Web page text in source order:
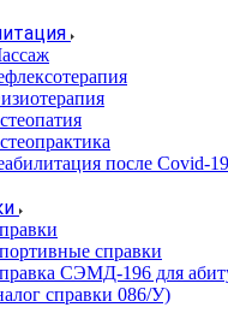
после Covid-19
справки
СЭМД‑196 для
справки 086/У)